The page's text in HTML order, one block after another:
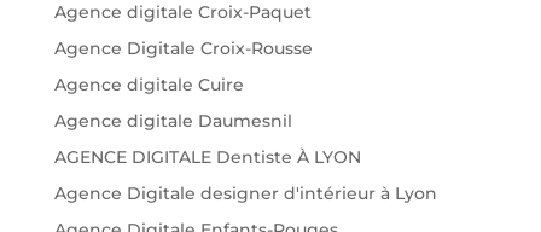
Agence digitale Croix-Paquet
Agence Digitale Croix-Rousse
Agence digitale Cuire
Agence digitale Daumesnil
AGENCE DIGITALE Dentiste À LYON
Agence Digitale designer d'intérieur à Lyon